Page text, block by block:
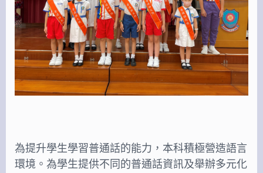
為提升學生學習普通話的能力，本科積極營造語言
環境。為學生提供不同的普通話資訊及舉辦多元化